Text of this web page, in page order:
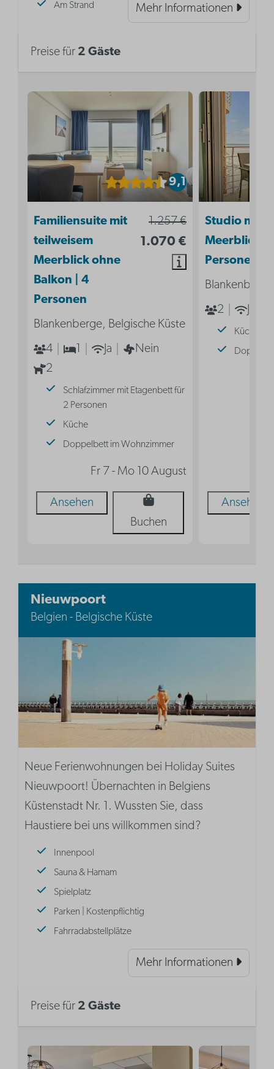
Am Strand Mehr Informationen
Preise für 2 Gäste
9,1
1.257 €
1.070 €
Familiensuite mit
teilweisem
Meerblick ohne
Balkon | 4
Personen
Blankenberge, Belgische Küste
4
1 Ja
Nein
2
Schlafzimmer mit Etagenbett für
2 Personen
Küche
Doppelbett im Wohnzimmer
Fr 7 - Mo 10 August
Ansehen
Buchen
Studio mit
Meerblick |
Personen
2
Küche
Ansehen
Nieuwpoort
Belgien - Belgische Küste
Neue Ferienwohnungen bei Holiday Suites
Nieuwpoort! Übernachten in Belgiens
Küstenstadt Nr. 1. Wussten Sie, dass
Haustiere bei uns willkommen sind?
Innenpool
Sauna & Hamam
Spielplatz
Parken | Kostenpflichtig
Fahrradabstellplätze
Mehr Informationen
Preise für 2 Gäste